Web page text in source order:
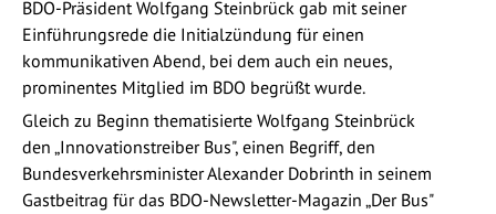
BDO-Präsident Wolfgang Steinbrück gab mit seiner
Einführungsrede die Initialzündung für einen
kommunikativen Abend, bei dem auch ein neues,
prominentes Mitglied im BDO begrüßt wurde.
Gleich zu Beginn thematisierte Wolfgang Steinbrück
den „Innovationstreiber Bus", einen Begriff, den
Bundesverkehrsminister Alexander Dobrinth in seinem
Gastbeitrag für das BDO-Newsletter-Magazin „Der Bus"